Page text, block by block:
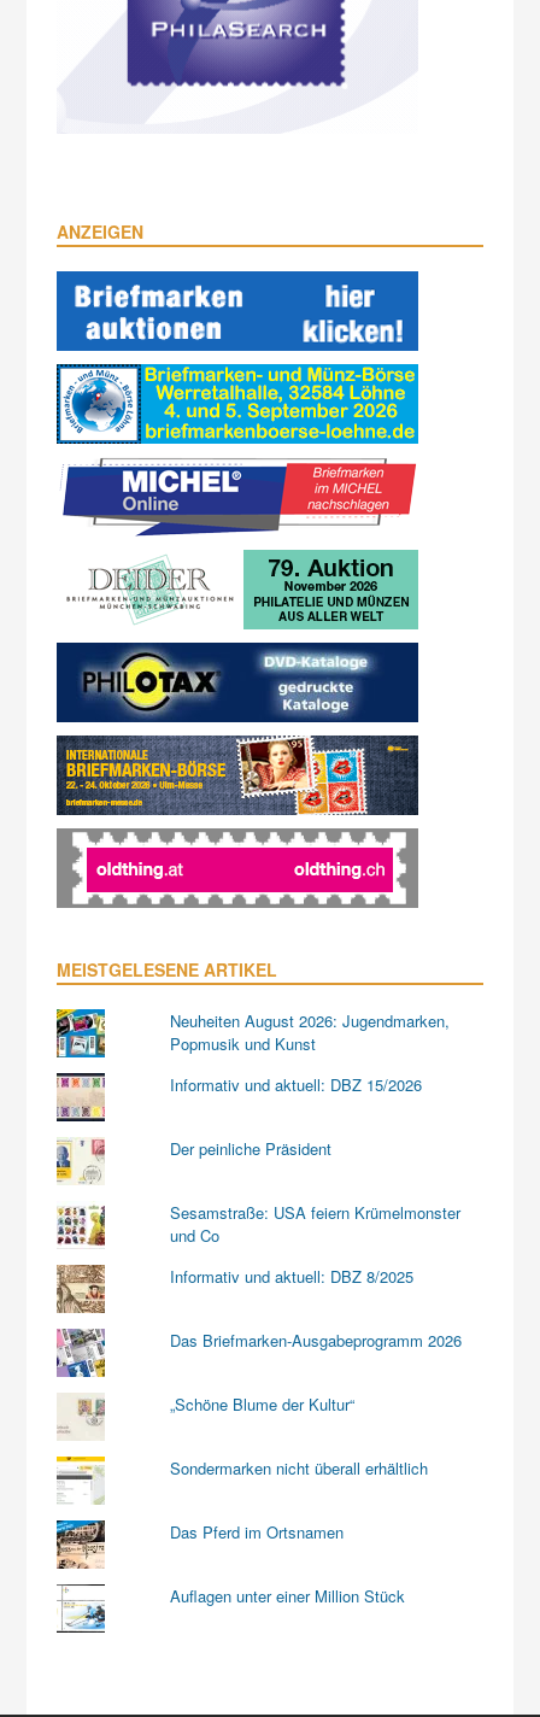
ANZEIGEN
MEISTGELESENE ARTIKEL
Neuheiten August 2026: Jugendmarken,
Popmusik und Kunst
Informativ und aktuell: DBZ 15/2026
Der peinliche Präsident
Sesamstraße: USA feiern Krümelmonster
und Co
Informativ und aktuell: DBZ 8/2025
Das Briefmarken-Ausgabeprogramm 2026
„Schöne Blume der Kultur“
Sondermarken nicht überall erhältlich
Das Pferd im Ortsnamen
Auflagen unter einer Million Stück